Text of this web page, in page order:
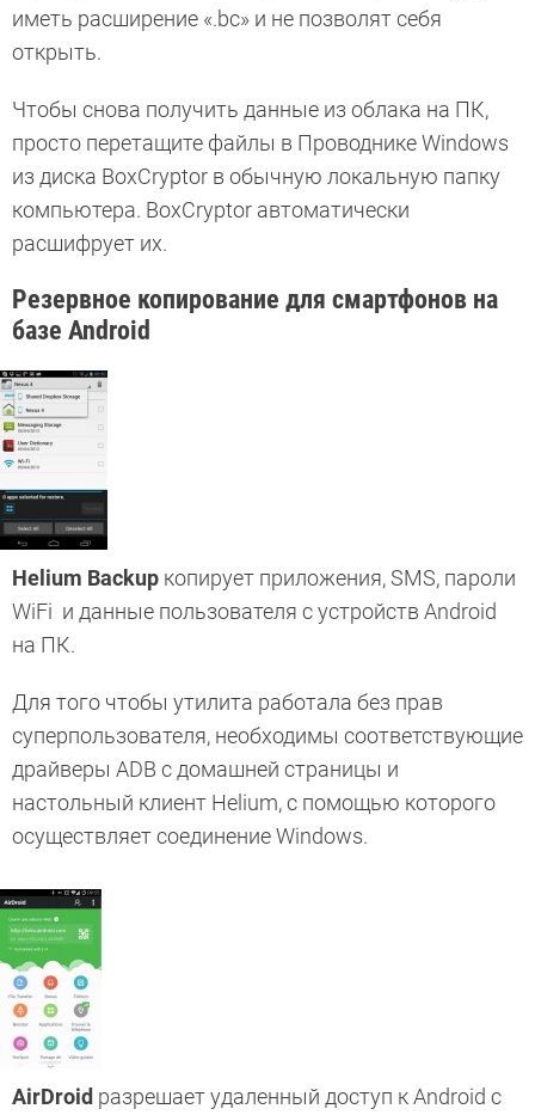
иметь расширение «.bc» и не позволят себя
открыть.
Чтобы снова получить данные из облака на ПК,
просто перетащите файлы в Проводнике Windows
из диска BoxCryptor в обычную локальную папку
компьютера. BoxCryptor автоматически
расшифрует их.
Резервное копирование для смартфонов на
базе Android
Helium Backup копирует приложения, SMS, пароли
WiFi и данные пользователя с устройств Android
на ПК.
Для того чтобы утилита работала без прав
суперпользователя, необходимы соответствующие
драйверы ADB с домашней страницы и
настольный клиент Helium, с помощью которого
осуществляет соединение Windows.
AirDroid разрешает удаленный доступ к Android с